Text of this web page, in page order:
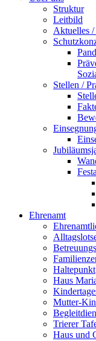
Struktur
Leitbild
Aktuelles /
Stellen /
Ehrenamt
Haltepunkt
Haus
Mutter-
Trierer
Haus und